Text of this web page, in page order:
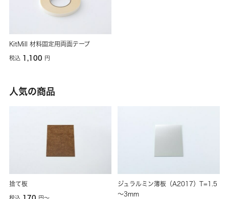
KitMill 材料固定用両面テープ
税込 1,100 円
人気の商品
捨て板
ジュラルミン薄板（A2017）T=1.5
～3mm